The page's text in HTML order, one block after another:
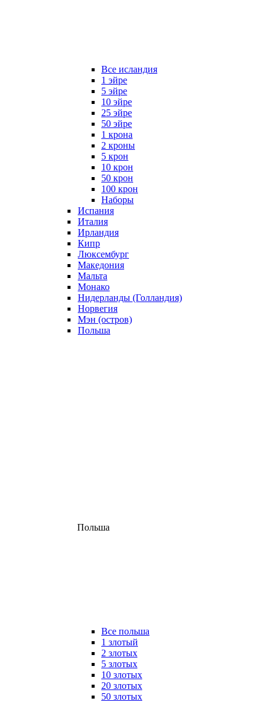
Все исландия
1 эйре
5 эйре
10 эйре
25 эйре
50 эйре
1 крона
2 кроны
5 крон
10 крон
50 крон
100 крон
Наборы
Испания
Италия
Ирландия
Кипр
Люксембург
Македония
Мальта
Монако
Нидерланды (Голландия)
Норвегия
Мэн (остров)
Польша
Польша
Все польша
1 злотый
2 злотых
5 злотых
10 злотых
20 злотых
50 злотых